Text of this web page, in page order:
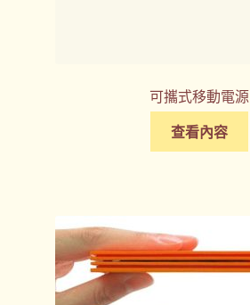
可攜式移動電源
查看內容